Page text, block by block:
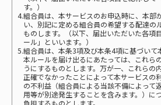
す。）
4.組合員は、本サービスのお申込時に、本部
い、別記に定める組合員の希望する配達の
ものします。（以下、届出いただいた各項
ール」といいます。）
5.組合員は、本条3項及び本条4項に基づいて
本ルールを届け出るにあたっては、これら
うにするものとします。万が一、これらの
正確でなかったことによって本サービスの
の不利益（組合員による当該不備によって
用等が別途発生することを含みます。）に
負担するものとします。